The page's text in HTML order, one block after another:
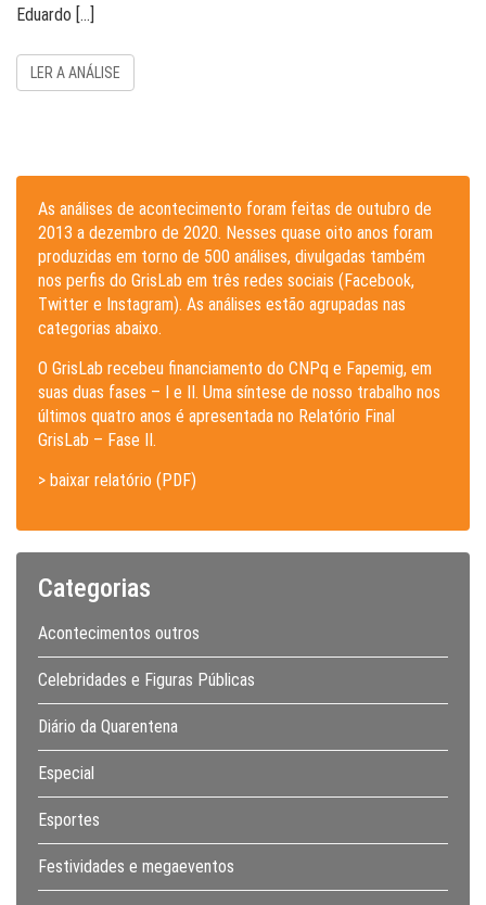
Eduardo […]
LER A ANÁLISE
As análises de acontecimento foram feitas de outubro de
2013 a dezembro de 2020. Nesses quase oito anos foram
produzidas em torno de 500 análises, divulgadas também
nos perfis do GrisLab em três redes sociais (Facebook,
Twitter e Instagram). As análises estão agrupadas nas
categorias abaixo.
O GrisLab recebeu financiamento do CNPq e Fapemig, em
suas duas fases – I e II. Uma síntese de nosso trabalho nos
últimos quatro anos é apresentada no Relatório Final
GrisLab – Fase II.
> baixar relatório (PDF)
Categorias
Acontecimentos outros
Celebridades e Figuras Públicas
Diário da Quarentena
Especial
Esportes
Festividades e megaeventos